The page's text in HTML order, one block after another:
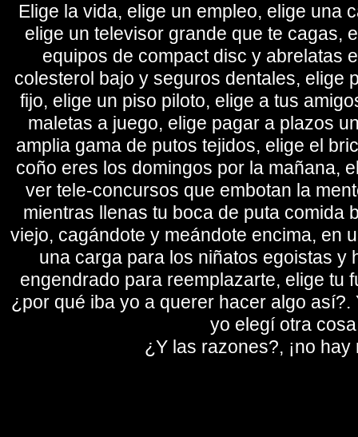
Elige la vida, elige un empleo, elige una
elige un televisor grande que te cagas,
equipos de compact disc y abrelatas
colesterol bajo y seguros dentales, elige
fijo, elige un piso piloto, elige a tus
maletas a juego, elige pagar a plazos
amplia gama de putos tejidos, elige el
coño eres los domingos por la mañana,
ver tele-concursos que embotan la
mientras llenas tu boca de puta comida
viejo, cagándote y meándote encima, en
una carga para los niñatos egoistas y
engendrado para reemplazarte, elige tu
¿por qué iba yo a querer hacer algo así?.
yo elegí otra
¿Y las razones?, ¡no hay